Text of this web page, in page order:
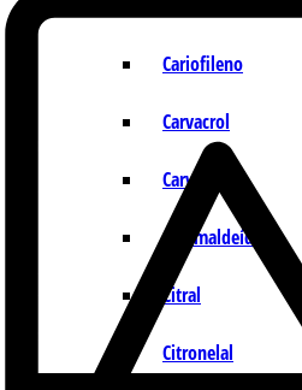
Cariofileno
Carvacrol
Carvona
Cinamaldeído
Citral
Citronelal